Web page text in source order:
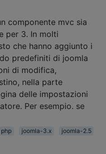
componente mvc sia
per 3. In molti
che hanno aggiunto i
predefiniti di joomla
di modifica,
nella parte
delle impostazioni
Per esempio. se
php joomla-3.x
joomla-2.5